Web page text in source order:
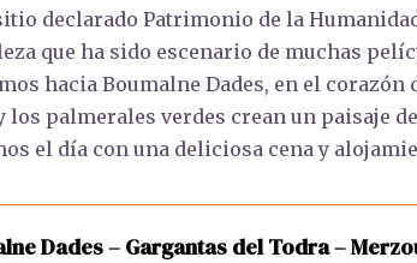
declarado Patrimonio de la
que ha sido escenario de muchas
hacia Boumalne Dades, en el
los palmerales verdes crean un paisaje
el día con una deliciosa cena y
Dades – Gargantas del Todra –